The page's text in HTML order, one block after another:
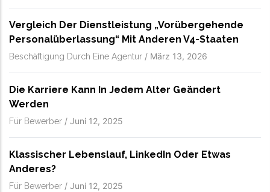
Vergleich Der Dienstleistung „vorübergehende
Personalüberlassung“ Mit Anderen V4-Staaten
Beschäftigung Durch Eine Agentur / März 13, 2026
Die Karriere Kann In Jedem Alter Geändert
Werden
Für Bewerber / Juni 12, 2025
Klassischer Lebenslauf, LinkedIn Oder Etwas
Anderes?
Für Bewerber / Juni 12, 2025